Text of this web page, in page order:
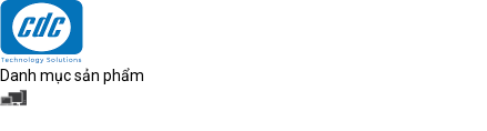
Danh mục sản phẩm